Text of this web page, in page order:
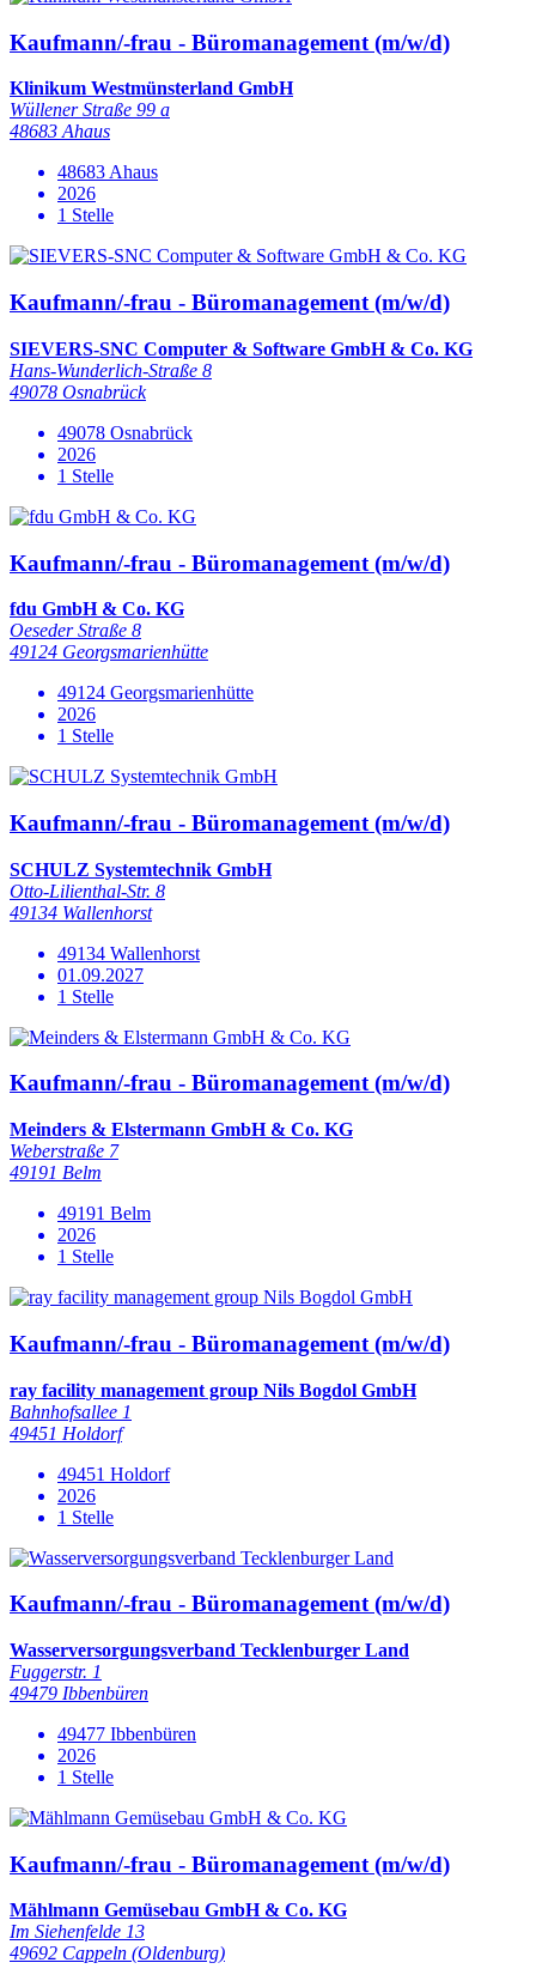
Kaufmann/-frau - Büromanagement (m/w/d)
Klinikum Westmünsterland GmbH
Wüllener Straße 99 a
48683 Ahaus
48683 Ahaus
2026
1 Stelle
Kaufmann/-frau - Büromanagement (m/w/d)
SIEVERS-SNC Computer & Software GmbH & Co. KG
Hans-Wunderlich-Straße 8
49078 Osnabrück
49078 Osnabrück
2026
1 Stelle
Kaufmann/-frau - Büromanagement (m/w/d)
fdu GmbH & Co. KG
Oeseder Straße 8
49124 Georgsmarienhütte
49124 Georgsmarienhütte
2026
1 Stelle
Kaufmann/-frau - Büromanagement (m/w/d)
SCHULZ Systemtechnik GmbH
Otto-Lilienthal-Str. 8
49134 Wallenhorst
49134 Wallenhorst
01.09.2027
1 Stelle
Kaufmann/-frau - Büromanagement (m/w/d)
Meinders & Elstermann GmbH & Co. KG
Weberstraße 7
49191 Belm
49191 Belm
2026
1 Stelle
Kaufmann/-frau - Büromanagement (m/w/d)
ray facility management group Nils Bogdol GmbH
Bahnhofsallee 1
49451 Holdorf
49451 Holdorf
2026
1 Stelle
Kaufmann/-frau - Büromanagement (m/w/d)
Wasserversorgungsverband Tecklenburger Land
Fuggerstr. 1
49479 Ibbenbüren
49477 Ibbenbüren
2026
1 Stelle
Kaufmann/-frau - Büromanagement (m/w/d)
Mählmann Gemüsebau GmbH & Co. KG
Im Siehenfelde 13
49692 Cappeln (Oldenburg)